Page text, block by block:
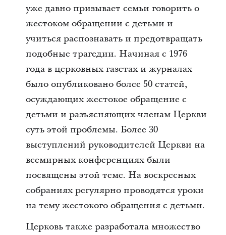
уже давно призывает семьи говорить о
жестоком обращении с детьми и
учиться распознавать и предотвращать
подобные трагедии. Начиная с 1976
года в церковных газетах и журналах
было опубликовано более 50 статей,
осуждающих жестокое обращение с
детьми и разъясняющих членам Церкви
суть этой проблемы. Более 30
выступлений руководителей Церкви на
всемирных конференциях были
посвящены этой теме. На воскресных
собраниях регулярно проводятся уроки
на тему жестокого обращения с детьми.
Церковь также разработала множество